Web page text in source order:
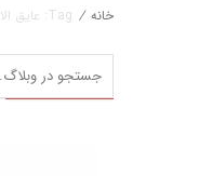
خانه / Tag: عایق الاستومری بیرجند